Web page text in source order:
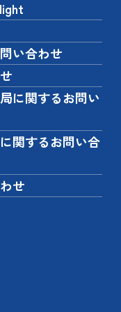
い合わせ
に関するお問い
関するお問い合
せ